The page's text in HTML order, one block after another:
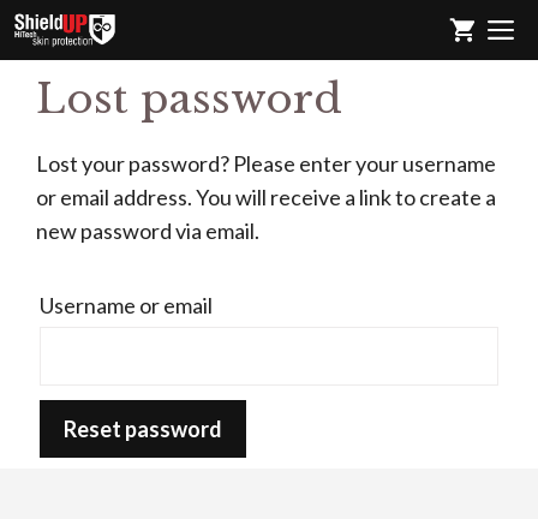
Sari
conținutLost password
Lost your password? Please enter your username
or email address. You will receive a link to create a
new password via email.
Username or email
Reset password